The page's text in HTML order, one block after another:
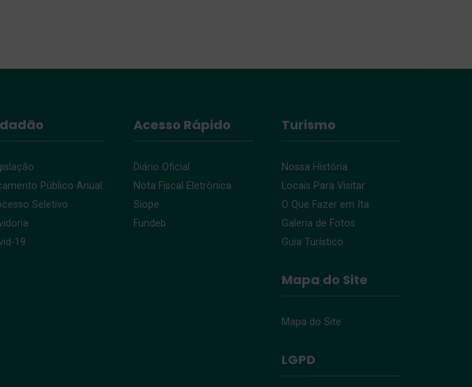
Público Anual
Seletivo
19
Acesso Rápido
Diário Oficial
Nota Fiscal Eletrônica
Siope
Fundeb
Turismo
Nossa História
Locais Para Visitar
O Que Fazer em Ita
Galeria de Fotos
Guia Turístico
Mapa do Site
Mapa do Site
LGPD